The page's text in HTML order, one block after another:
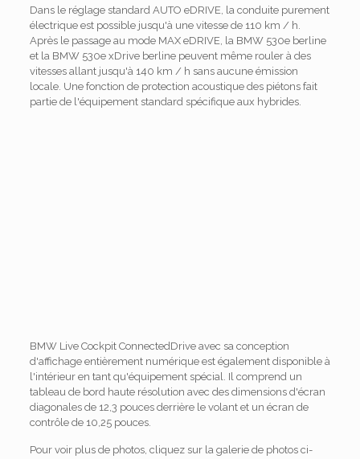
Dans le réglage standard AUTO eDRIVE, la conduite purement
électrique est possible jusqu'à une vitesse de 110 km / h.
Après le passage au mode MAX eDRIVE, la BMW 530e berline
et la BMW 530e xDrive berline peuvent même rouler à des
vitesses allant jusqu'à 140 km / h sans aucune émission
locale. Une fonction de protection acoustique des piétons fait
partie de l'équipement standard spécifique aux hybrides.
BMW Live Cockpit ConnectedDrive avec sa conception
d'affichage entièrement numérique est également disponible à
l'intérieur en tant qu'équipement spécial. Il comprend un
tableau de bord haute résolution avec des dimensions d'écran
diagonales de 12,3 pouces derrière le volant et un écran de
contrôle de 10,25 pouces.
Pour voir plus de photos, cliquez sur la galerie de photos ci-